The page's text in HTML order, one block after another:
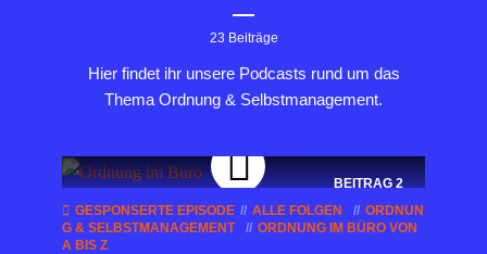
23 Beiträge
Hier findet ihr unsere Podcasts rund um das
Thema Ordnung & Selbstmanagement.
BEITRAG 2
GESPONSERTE EPISODE
ALLE FOLGEN
ORDNUN
G & SELBSTMANAGEMENT
ORDNUNG IM BÜRO VON
A BIS Z